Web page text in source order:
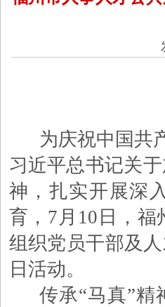
为庆祝中国共
习近平总书记关
神，扎实开展深
育，7月10日，
组织党员干部及
日活动。
传承“马真”精